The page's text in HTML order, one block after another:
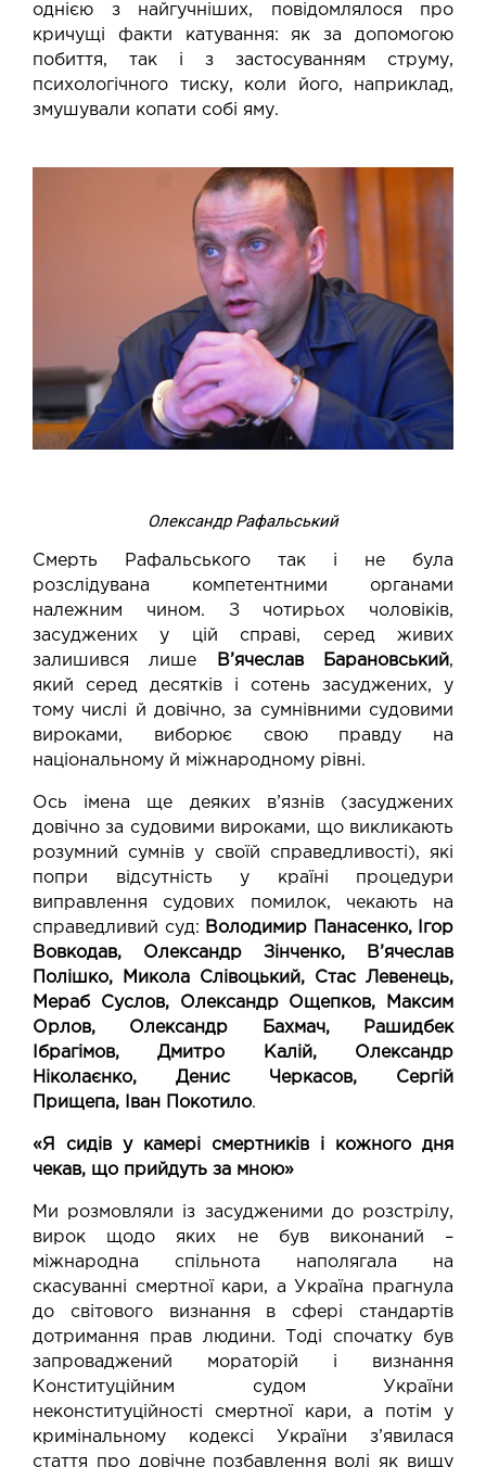
однією з найгучніших, повідомлялося про
кричущі факти катування: як за допомогою
побиття, так і з застосуванням струму,
психологічного тиску, коли його, наприклад,
змушували копати собі яму.
Олександр Рафальський
Смерть Рафальського так і не була
розслідувана компетентними органами
належним чином. З чотирьох чоловіків,
засуджених у цій справі, серед живих
залишився лише
В’ячеслав Барановський,
який серед десятків і сотень засуджених, у
тому числі й довічно, за сумнівними судовими
вироками, виборює свою правду на
національному й міжнародному рівні.
Ось імена ще деяких в’язнів (засуджених
довічно за судовими вироками, що викликають
розумний сумнів у своїй справедливості), які
попри відсутність у країні процедури
виправлення судових помилок, чекають на
справедливий суд: Володимир Панасенко, Ігор
Вовкодав, Олександр Зінченко, В’ячеслав
Полішко, Микола Слівоцький, Стас Левенець,
Мераб Суслов, Олександр Ощепков, Максим
Орлов, Олександр Бахмач, Рашидбек
Ібрагімов, Дмитро Калій, Олександр
Ніколаєнко, Денис Черкасов, Сергій
Прищепа,
Іван Покотило.
«Я сидів у камері смертників і кожного дня
чекав, що прийдуть за мною»
Ми розмовляли із засудженими до розстрілу,
вирок щодо яких не був виконаний –
міжнародна спільнота наполягала на
скасуванні смертної кари, а Україна прагнула
до світового визнання в сфері стандартів
дотримання прав людини. Тоді спочатку був
запроваджений мораторій і визнання
Конституційним судом України
неконституційності смертної кари, а потім у
кримінальному кодексі України з’явилася
стаття про довічне позбавлення волі як вищу